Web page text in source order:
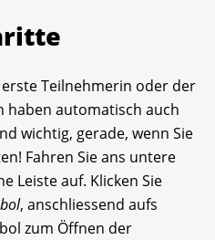
Teilnehmerin oder der
haben automatisch auch
wichtig, gerade, wenn Sie
Fahren Sie ans untere
Leiste auf. Klicken Sie
, anschliessend aufs
zum Öffnen der